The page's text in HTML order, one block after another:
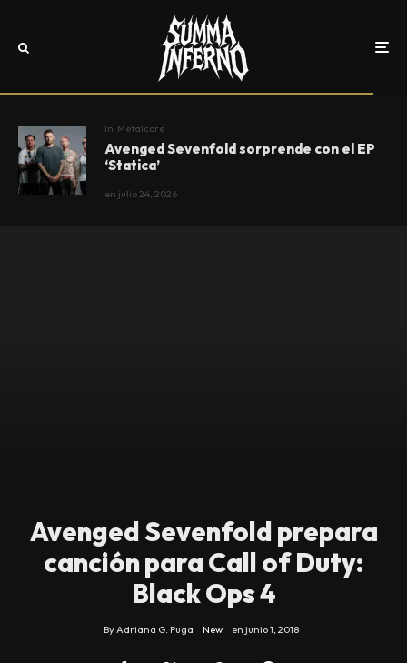
In Metalcore
Avenged Sevenfold sorprende con el EP
‘Statica’
en julio 24, 2026
Avenged Sevenfold prepara
canción para Call of Duty:
Black Ops 4
ByAdriana G. Puga New en junio 1, 2018